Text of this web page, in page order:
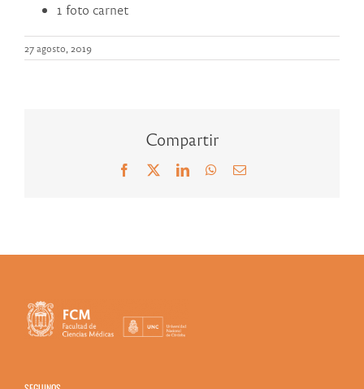
1 foto carnet
27 agosto, 2019
Compartir
Facebook LinkedInWhatsApp
Correo